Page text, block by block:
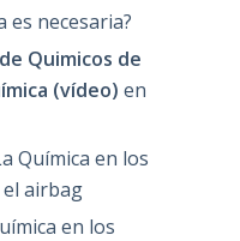
es necesaria?
Quimicos de
(vídeo) en
Química en los
el airbag
en los